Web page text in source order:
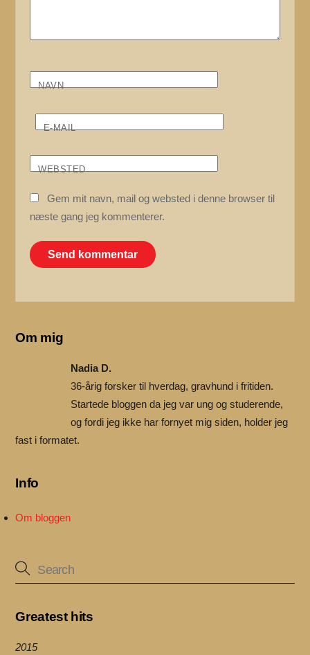
NAVN
E-MAIL
WEBSTED
Gem mit navn, mail og websted i denne browser til
næste gang jeg kommenterer.
Om mig
Nadia D.
36-årig forsker til hverdag, gravhund i fritiden.
Startede bloggen da jeg var ung og studerende,
og fordi jeg ikke har fornyet mig siden, holder jeg
fast i formatet.
Info
Om bloggen
Greatest hits
2015